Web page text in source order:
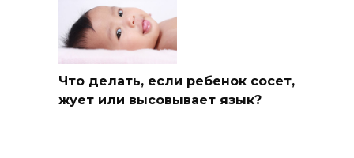
Что делать, если ребенок сосет,
жует или высовывает язык?